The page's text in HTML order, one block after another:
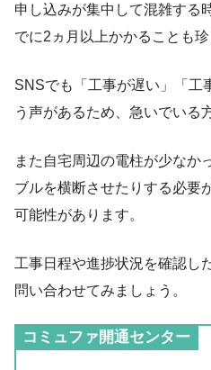
申し込みが集中して混雑する
でに2ヵ月以上かかることも珍
SNSでも 「工事が遅い」「工
う声があるため、急いでいる
また自宅周辺の電柱が少なか
ブルを横断させたりする必要
可能性があります。
工事日程や進捗状況を確認し
問い合わせてみましょう。
コミュファ開通センター